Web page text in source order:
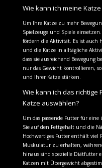
Wie kann ich meine
Um Ihre Katze zu mehr
Spielzeuge und Spiele
fördern die Aktivität. Es ist auch
und die Katze in alltägliche
dass sie ausreichend Bewegung
nur das Gewicht kontrollieren,
und Ihrer Katze stärken.
Wie kann ich das richtige
Katze auswählen?
Um das passende Futter für
Sie auf den Fettgehalt und die
Hochwertiges Futter enthält viel
Muskulatur zu erhalten,
hinaus sind spezielle Diätfutter
Katzen mit Übergewicht